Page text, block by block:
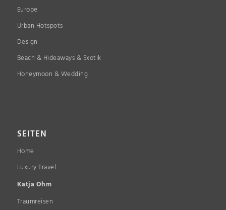
Europe
Urban Hotspots
Design
Beach & Hideaways & Exotik
Honeymoon & Wedding
SEITEN
Home
Luxury Travel
Katja Ohm
Traumreisen